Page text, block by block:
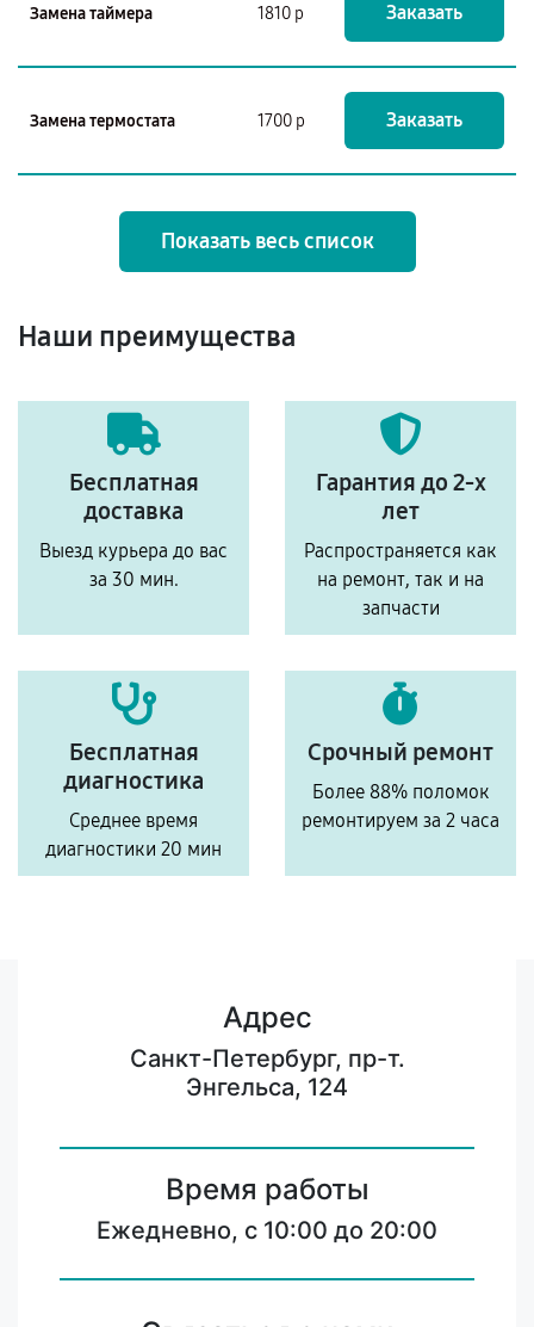
Замена таймера 1810 р Заказать
Замена термостата 1700 р Заказать
Показать весь список
Наши преимущества
Бесплатная
доставка
Выезд курьера до вас
за 30 мин.
Гарантия до 2-х
лет
Распространяется как
на ремонт, так и на
запчасти
Бесплатная
диагностика
Среднее время
диагностики 20 мин
Срочный ремонт
Более 88% поломок
ремонтируем за 2 часа
Адрес
Санкт-Петербург, пр-т.
Энгельса, 124
Время работы
Ежедневно, с 10:00 до 20:00